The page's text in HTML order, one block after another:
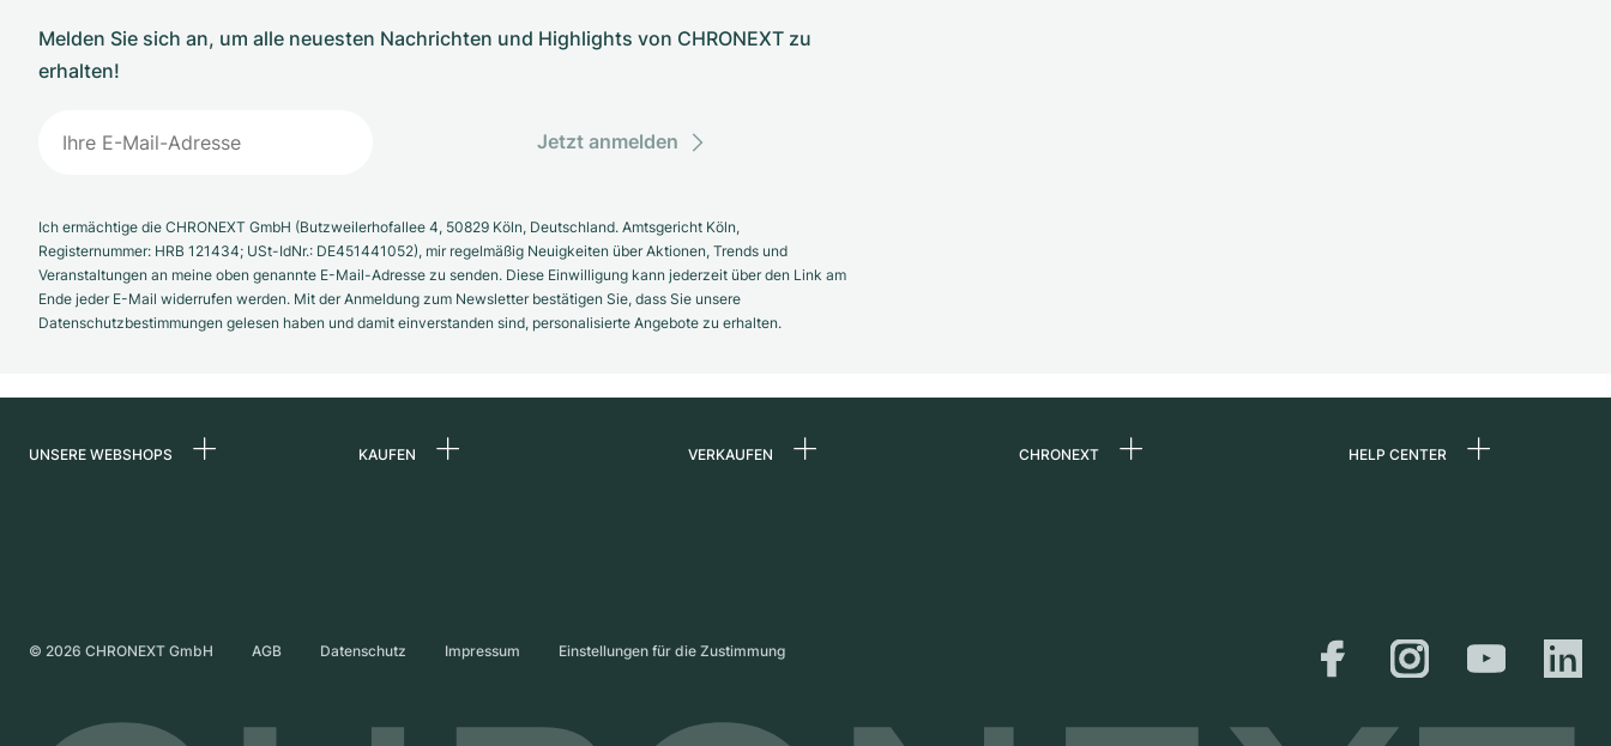
Melden Sie sich an, um alle neuesten Nachrichten und Highlights von CHRONEXT zu
erhalten!
Jetzt anmelden
Ich ermächtige die CHRONEXT GmbH (Butzweilerhofallee 4, 50829 Köln, Deutschland. Amtsgericht Köln,
Registernummer: HRB 121434; USt-IdNr.: DE451441052), mir regelmäßig Neuigkeiten über Aktionen, Trends und
Veranstaltungen an meine oben genannte E-Mail-Adresse zu senden. Diese Einwilligung kann jederzeit über den Link am
Ende jeder E-Mail widerrufen werden. Mit der Anmeldung zum Newsletter bestätigen Sie, dass Sie unsere
Datenschutzbestimmungen gelesen haben und damit einverstanden sind, personalisierte Angebote zu erhalten.
UNSERE WEBSHOPS KAUFEN VERKAUFEN CHRONEXT HELP CENTER
Versand &
Rückgaberecht
© 2026 CHRONEXT GmbH AGB Datenschutz Impressum Einstellungen für die Zustimmung